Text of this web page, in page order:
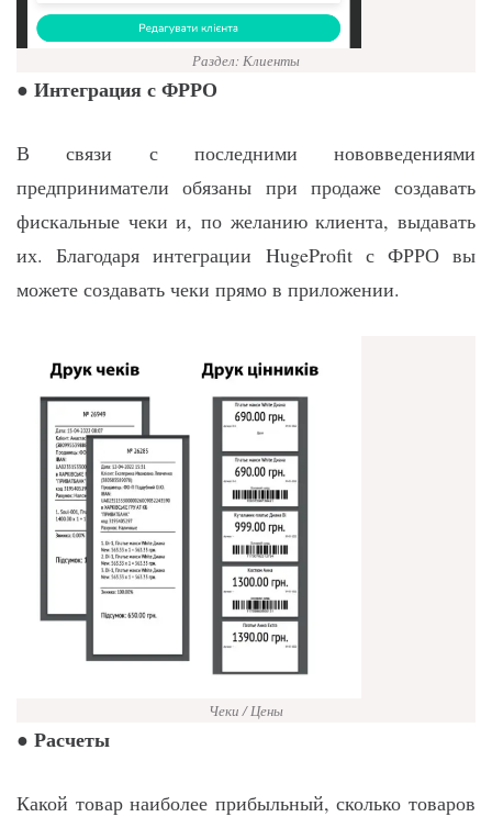
Раздел: Клиенты
● Интеграция с ФРРО
В связи с последними нововведениями
предприниматели обязаны при продаже создавать
фискальные чеки и, по желанию клиента, выдавать
их. Благодаря интеграции HugeProfit с ФРРО вы
можете создавать чеки прямо в приложении.
Чеки / Цены
● Расчеты
Какой товар наиболее прибыльный, сколько товаров